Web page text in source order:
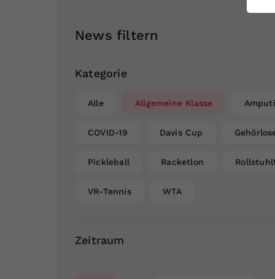
News filtern
Kategorie
Alle Allgemeine Klasse
COVID-19 Davis Cup
Pickleball Racketlon
VR-Tennis WTA
Zeitraum